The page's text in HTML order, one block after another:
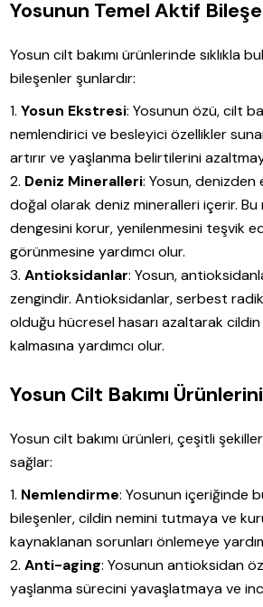
Yosunun Temel Aktif
Yosun cilt bakımı ürünlerinde sıklıkla
bileşenler şunlardır:
Yosun Ekstresi: Yosunun özü, cilt
nemlendirici ve besleyici özellikler
artırır ve yaşlanma belirtilerini
Deniz Mineralleri: Yosun, denizden
doğal olarak deniz mineralleri içerir. Bu
dengesini korur, yenilenmesini teşvik
görünmesine yardımcı olur.
Antioksidanlar: Yosun,
zengindir. Antioksidanlar, serbest
olduğu hücresel hasarı azaltarak cildin
kalmasına yardımcı olur.
Yosun Cilt Bakımı
Yosun cilt bakımı ürünleri, çeşitli
sağlar:
Nemlendirme: Yosunun içeriğinde
bileşenler, cildin nemini tutmaya ve
kaynaklanan sorunları önlemeye
Anti-aging: Yosunun antioksidan
yaşlanma sürecini yavaşlatmaya ve